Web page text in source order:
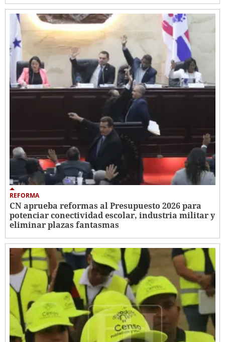
REFORMA
CN aprueba reformas al Presupuesto 2026 para
potenciar conectividad escolar, industria militar y
eliminar plazas fantasmas